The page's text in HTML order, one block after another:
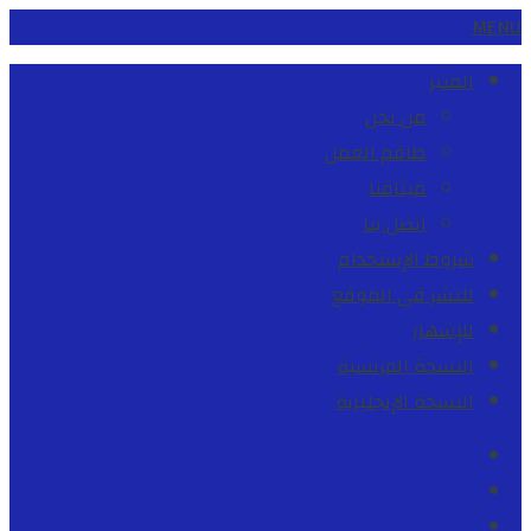
MENU
المنبر
من نحن
طاقم العمل
ميثاقنا
اتصل بنا
شروط الإستخدام
للنشر في الموقع
للإشهار
النسخة الفرنسية
النسخة الإنجليزية